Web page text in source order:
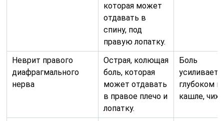
которая может
отдавать в
спину, под
правую лопатку.
Неврит правого
диафрагмального
нерва
Острая, колющая
боль, которая
может отдавать
в правое плечо и
лопатку.
Боль
глубоком
кашле,